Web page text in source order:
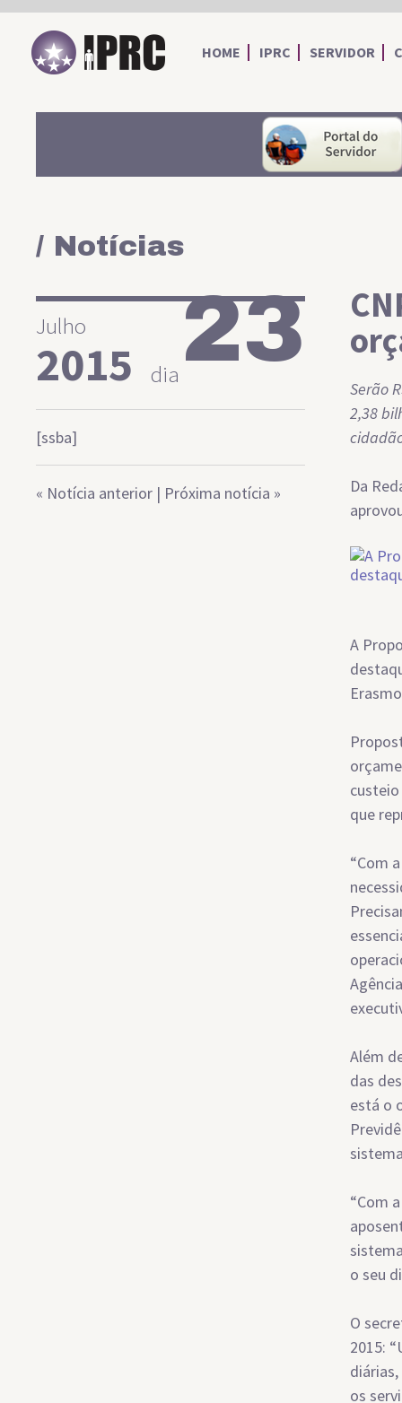
IPRC
HOME IPRC SERVIDOR
/ Notícias
Julho
2015 dia23
[ssba]
« Notícia anterior | Próxima notícia »
Serão
2,38
Da
A
que
“Com
Além
das
está o
“Com
o seu
O
2015:
os